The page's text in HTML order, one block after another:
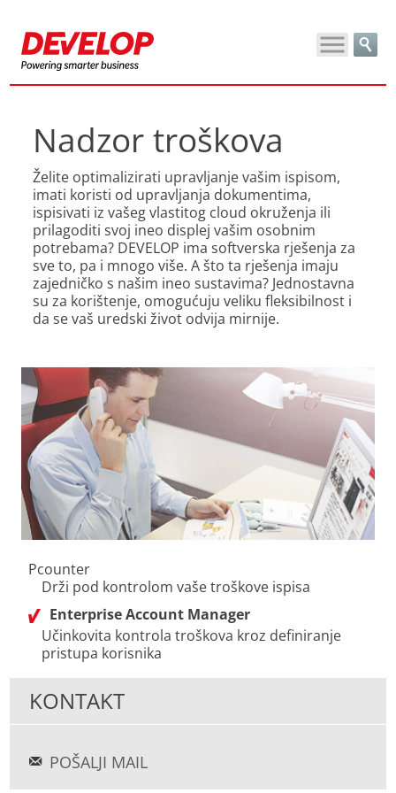
Nadzor troškova
Želite optimalizirati upravljanje vašim ispisom,
imati koristi od upravljanja dokumentima,
ispisivati iz vašeg vlastitog cloud okruženja ili
prilagoditi svoj ineo displej vašim osobnim
potrebama? DEVELOP ima softverska rješenja za
sve to, pa i mnogo više. A što ta rješenja imaju
zajedničko s našim ineo sustavima? Jednostavna
su za korištenje, omogućuju veliku fleksibilnost i
da se vaš uredski život odvija mirnije.
Pcounter
Drži pod kontrolom vaše troškove ispisa
Enterprise Account Manager
Učinkovita kontrola troškova kroz definiranje
pristupa korisnika
KONTAKT
POŠALJI MAIL